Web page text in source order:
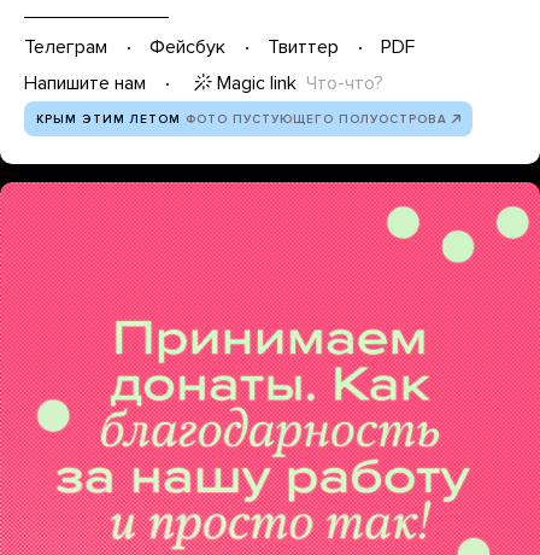
Телеграм Фейсбук Твиттер
PDF
Напишите нам
Magic link Что-что?
КРЫМ ЭТИМ ЛЕТОМ ФОТО ПУСТУЮЩЕГО ПОЛУОСТРОВА